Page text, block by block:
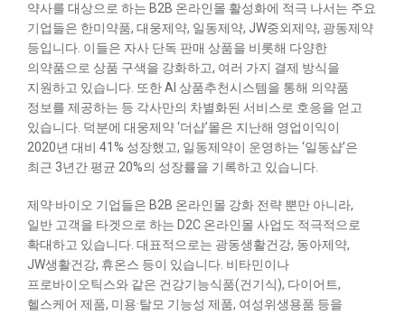
약사를 대상으로 하는 B2B 온라인몰 활성화에 적극 나서는 주요
기업들은 한미약품, 대웅제약, 일동제약, JW중외제약, 광동제약
등입니다. 이들은 자사 단독 판매 상품을 비롯해 다양한
의약품으로 상품 구색을 강화하고, 여러 가지 결제 방식을
지원하고 있습니다. 또한 AI 상품추천시스템을 통해 의약품
정보를 제공하는 등 각사만의 차별화된 서비스로 호응을 얻고
있습니다. 덕분에 대웅제약 ‘더샵’몰은 지난해 영업이익이
2020년 대비 41% 성장했고, 일동제약이 운영하는 ‘일동샵’은
최근 3년간 평균 20%의 성장률을 기록하고 있습니다.
제약·바이오 기업들은 B2B 온라인몰 강화 전략 뿐만 아니라,
일반 고객을 타겟으로 하는 D2C 온라인몰 사업도 적극적으로
확대하고 있습니다. 대표적으로는 광동생활건강, 동아제약,
JW생활건강, 휴온스 등이 있습니다. 비타민이나
프로바이오틱스와 같은 건강기능식품(건기식), 다이어트,
헬스케어 제품, 미용·탈모 기능성 제품, 여성위생용품 등을